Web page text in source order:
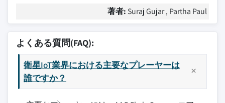
著者: Suraj Gujar , Partha Paul
よくある質問(FAQ):
衛星IoT業界における主要なプレーヤーは
誰ですか？